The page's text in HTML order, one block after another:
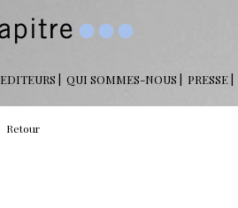
EDITEURS QUI SOMMES-NOUS PRESSE
Retour